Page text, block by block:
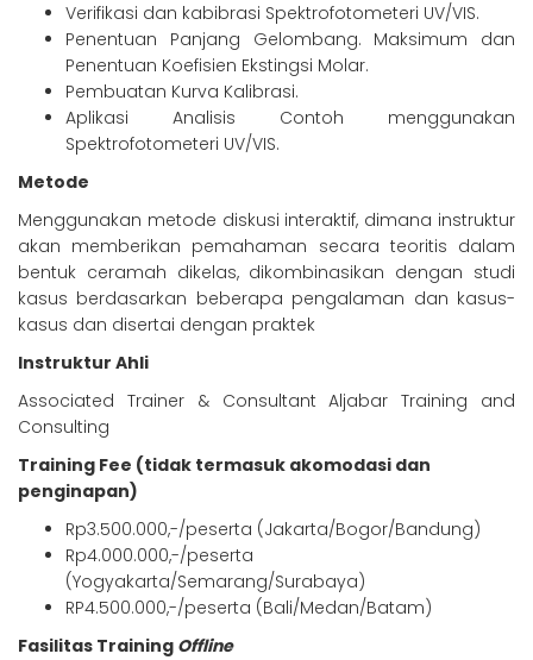
Verifikasi dan kabibrasi Spektrofotometeri UV/VIS.
Penentuan Panjang Gelombang. Maksimum dan
Penentuan Koefisien Ekstingsi Molar.
Pembuatan Kurva Kalibrasi.
Aplikasi Analisis Contoh menggunakan
Spektrofotometeri UV/VIS.
Metode
Menggunakan metode diskusi interaktif, dimana instruktur
akan memberikan pemahaman secara teoritis dalam
bentuk ceramah dikelas, dikombinasikan dengan studi
kasus berdasarkan beberapa pengalaman dan kasus-
kasus dan disertai dengan praktek
Instruktur Ahli
Associated Trainer & Consultant Aljabar Training and
Consulting
Training Fee (tidak termasuk akomodasi dan
penginapan)
Rp3.500.000,-/peserta (Jakarta/Bogor/Bandung)
Rp4.000.000,-/peserta
(Yogyakarta/Semarang/Surabaya)
RP4.500.000,-/peserta (Bali/Medan/Batam)
Fasilitas Training Offline